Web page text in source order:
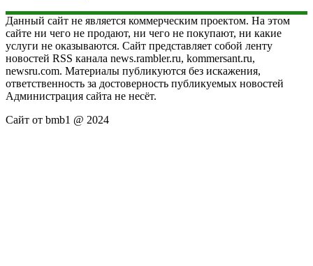
Данный сайт не является коммерческим проектом. На этом
сайте ни чего не продают, ни чего не покупают, ни какие
услуги не оказываются. Сайт представляет собой ленту
новостей RSS канала news.rambler.ru, kommersant.ru,
newsru.com. Материалы публикуются без искажения,
ответственность за достоверность публикуемых новостей
Администрация сайта не несёт.
Сайт от bmb1 @ 2024